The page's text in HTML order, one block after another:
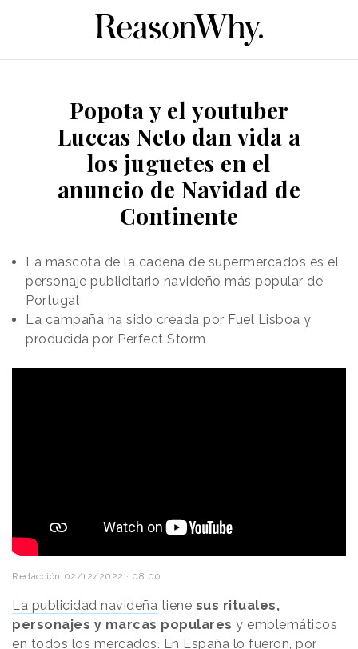
Popota y el youtuber
Luccas Neto dan vida a
los juguetes en el
anuncio de Navidad de
Continente
La mascota de la cadena de supermercados es el
personaje publicitario navideño más popular de
Portugal
La campaña ha sido creada por Fuel Lisboa y
producida por Perfect Storm
Redacción 02/12/2022 · 08:00
La publicidad navideña tiene sus rituales,
personajes y marcas populares y emblemáticos
en todos los mercados. En España lo fueron, por